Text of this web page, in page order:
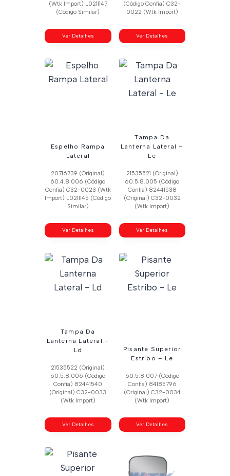
(Wtk Import) L0211147
(Código Similar)
Ver Detalhes
(Código Confia) C32-
0022 (Wtk Import)
Ver Detalhes
Espelho Rampa
Lateral
20716739 (Original)
60.4.8.006 (Código
Confia) C32-0023 (Wtk
Import) L0211145 (Código
Similar)
Ver Detalhes
Tampa Da
Lanterna Lateral –
Le
21535521 (Original)
60.5.8.005 (Código
Confia) 82441538
(Original) C32-0032
(Wtk Import)
Ver Detalhes
Tampa Da
Lanterna Lateral –
Ld
21535522 (Original)
60.5.8.006 (Código
Confia) 82441540
(Original) C32-0033
(Wtk Import)
Ver Detalhes
Pisante Superior
Estribo – Le
60.5.8.007 (Código
Confia) 84185796
(Original) C32-0034
(Wtk Import)
Ver Detalhes